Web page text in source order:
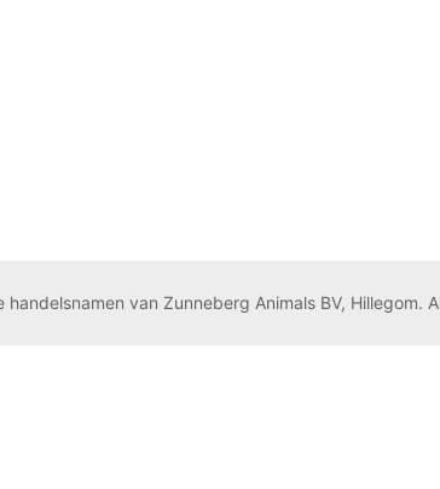
van Zunneberg Animals BV, Hillegom.